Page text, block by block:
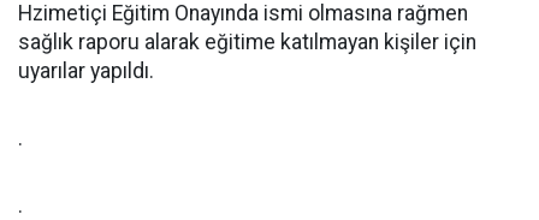
Hzimetiçi Eğitim Onayında ismi olmasına rağmen
sağlık raporu alarak eğitime katılmayan kişiler için
uyarılar yapıldı.
.
.